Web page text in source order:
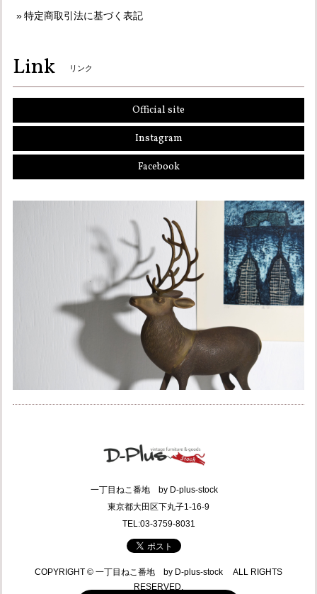
特定商取引法に基づく表記
Link リンク
Official site
Instagram
Facebook
一丁目ねこ番地 by D-plus-stock
東京都大田区下丸子1-16-9
TEL:03-3759-8031
COPYRIGHT © 一丁目ねこ番地 by D-plus-stock ALL RIGHTS
RESERVED.